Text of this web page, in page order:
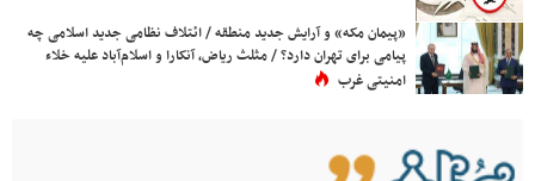
«پیمان مکه» و آرایش جدید منطقه / ائتلاف نظامی جدید اسلامی چه
پیامی برای تهران دارد؟ / مثلث ریاض، آنکارا و اسلام‌آباد علیه خلاء
امنیتی غرب